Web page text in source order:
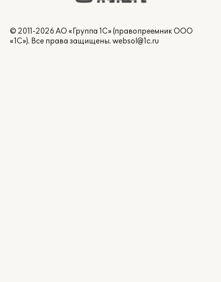
© 2011-2026 АО «Группа 1С» (правопреемник ООО
«1С»). Все права защищены. websol@1c.ru